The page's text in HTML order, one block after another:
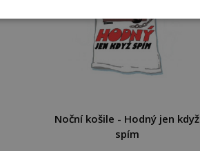
Noční košile - Hodný jen když
spím